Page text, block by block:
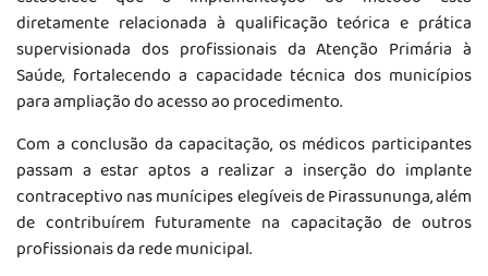
diretamente relacionada à qualificação teórica e prática
supervisionada dos profissionais da Atenção Primária à
Saúde, fortalecendo a capacidade técnica dos municípios
para ampliação do acesso ao procedimento.
Com a conclusão da capacitação, os médicos participantes
passam a estar aptos a realizar a inserção do implante
contraceptivo nas munícipes elegíveis de Pirassununga, além
de contribuírem futuramente na capacitação de outros
profissionais da rede municipal.